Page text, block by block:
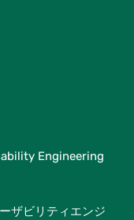
Engineering
ザビリティエンジ